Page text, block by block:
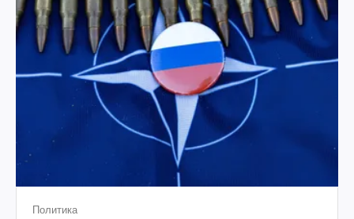
Политика